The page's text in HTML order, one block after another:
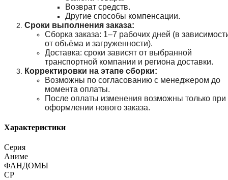
Возврат средств.
Другие способы компенсации.
Сроки выполнения заказа:
Сборка заказа: 1–7 рабочих дней (в
от объёма и загруженности).
Доставка: сроки зависят от выбранной
транспортной компании и региона доставки.
Корректировки на этапе сборки:
Возможны по согласованию с менеджером до
момента оплаты.
После оплаты изменения возможны только при
оформлении нового заказа.
Характеристики
Серия
Аниме
ФАНДОМЫ
СР